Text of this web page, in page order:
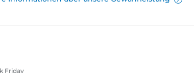
Friday